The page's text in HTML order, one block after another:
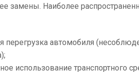
замены. Наиболее
перегрузка автомобиля
использование транспортного